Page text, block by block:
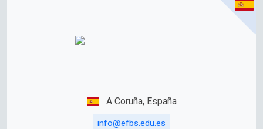
A Coruña, España
info@efbs.edu.es